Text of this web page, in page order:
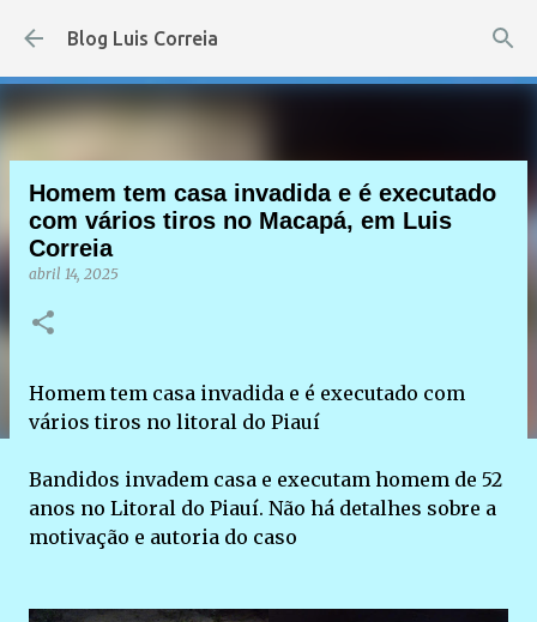
Pular para o conteúdo principal
Blog Luis Correia
Homem tem casa invadida e é executado
com vários tiros no Macapá, em Luis
Correia
abril 14, 2025
Homem tem casa invadida e é executado com
vários tiros no litoral do Piauí
Bandidos invadem casa e executam homem de 52
anos no Litoral do Piauí. Não há detalhes sobre a
motivação e autoria do caso